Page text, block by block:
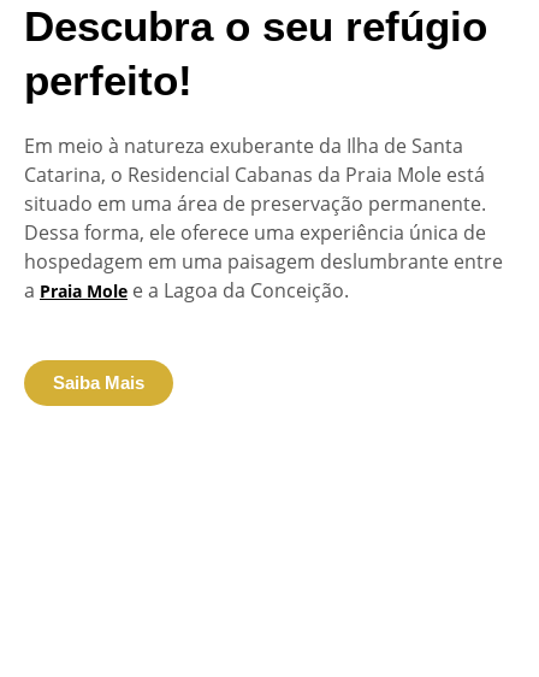
Descubra o seu refúgio
perfeito!
Em meio à natureza exuberante da Ilha de Santa
Catarina, o Residencial Cabanas da Praia Mole está
situado em uma área de preservação permanente.
Dessa forma, ele oferece uma experiência única de
hospedagem em uma paisagem deslumbrante entre
a Praia Mole e a Lagoa da Conceição.
Saiba Mais